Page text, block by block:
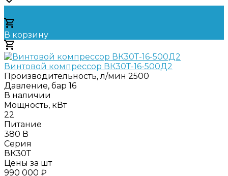
В корзину
Винтовой компрессор ВК30Т-16-500Д2
Производительность, л/мин 2500
Давление, бар 16
В наличии
Мощность, кВт
22
Питание
380 В
Серия
ВК30Т
Цены за шт
990 000 ₽